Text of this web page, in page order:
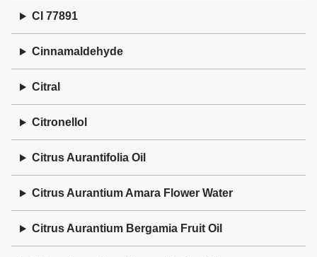
CI 77891
Cinnamaldehyde
Citral
Citronellol
Citrus Aurantifolia Oil
Citrus Aurantium Amara Flower Water
Citrus Aurantium Bergamia Fruit Oil